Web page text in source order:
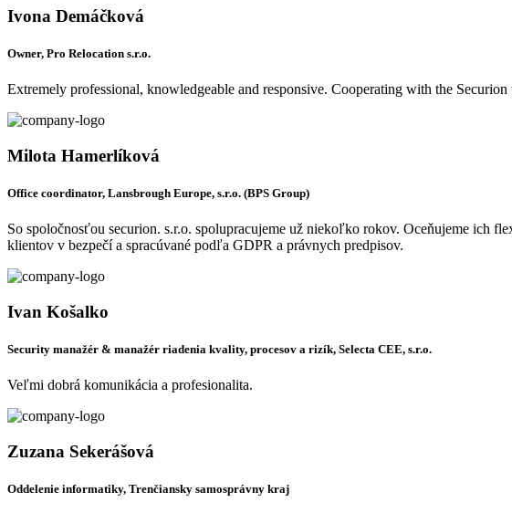
Ivona Demáčková
Owner, Pro Relocation s.r.o.
Extremely professional, knowledgeable and responsive. Cooperating with the
Milota Hamerlíková
Office coordinator, Lansbrough Europe, s.r.o. (BPS Group)
So spoločnosťou securion. s.r.o. spolupracujeme už niekoľko rokov. Oceňujeme ich
klientov v bezpečí a spracúvané podľa GDPR a právnych predpisov.
Ivan Košalko
Security manažér & manažér riadenia kvality, procesov a rizík, Selecta CEE, s.r.o.
Veľmi dobrá komunikácia a profesionalita.
Zuzana Sekerášová
Oddelenie informatiky, Trenčiansky samosprávny kraj